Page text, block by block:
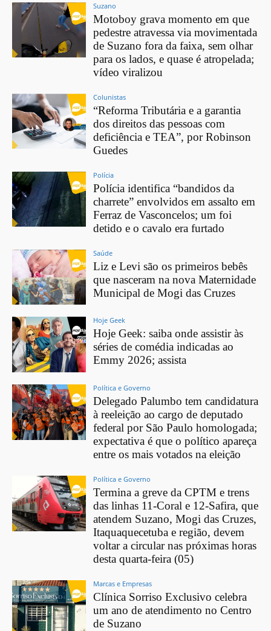
Suzano
Motoboy grava momento em que
pedestre atravessa via movimentada
de Suzano fora da faixa, sem olhar
para os lados, e quase é atropelada;
vídeo viralizou
Colunistas
“Reforma Tributária e a garantia
dos direitos das pessoas com
deficiência e TEA”, por Robinson
Guedes
Polícia
Polícia identifica “bandidos da
charrete” envolvidos em assalto em
Ferraz de Vasconcelos; um foi
detido e o cavalo era furtado
Saúde
Liz e Levi são os primeiros bebês
que nasceram na nova Maternidade
Municipal de Mogi das Cruzes
Hoje Geek
Hoje Geek: saiba onde assistir às
séries de comédia indicadas ao
Emmy 2026; assista
Política e Governo
Delegado Palumbo tem candidatura
à reeleição ao cargo de deputado
federal por São Paulo homologada;
expectativa é que o político apareça
entre os mais votados na eleição
Política e Governo
Termina a greve da CPTM e trens
das linhas 11-Coral e 12-Safira, que
atendem Suzano, Mogi das Cruzes,
Itaquaquecetuba e região, devem
voltar a circular nas próximas horas
desta quarta-feira (05)
Marcas e Empresas
Clínica Sorriso Exclusivo celebra
um ano de atendimento no Centro
de Suzano